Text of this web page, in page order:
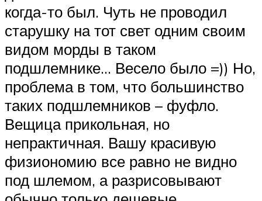
когда-то был. Чуть не проводил
старушку на тот свет одним своим
видом морды в таком
подшлемнике… Весело было =)) Но,
проблема в том, что большинство
таких подшлемников – фуфло.
Вещица прикольная, но
непрактичная. Вашу красивую
физиономию все равно не видно
под шлемом, а разрисовывают